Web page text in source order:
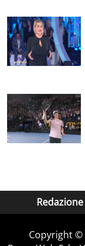
Redazione
Copyright ©